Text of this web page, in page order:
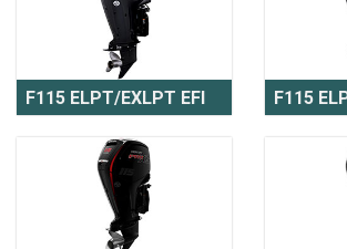
F115 ELPT/EXLPT EFI